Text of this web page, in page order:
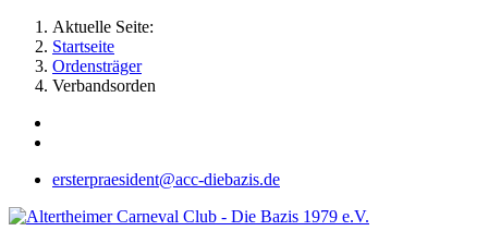
Aktuelle Seite:
Startseite
Ordensträger
Verbandsorden
ersterpraesident@acc-diebazis.de